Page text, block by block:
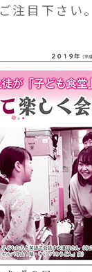
注目下さい。